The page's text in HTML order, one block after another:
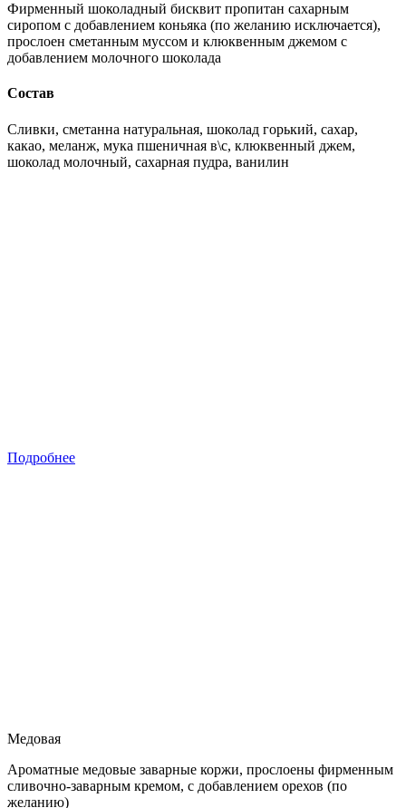
Фирменный шоколадный бисквит пропитан сахарным
сиропом с добавлением коньяка (по желанию исключается),
прослоен сметанным муссом и клюквенным джемом с
добавлением молочного шоколада
Состав
Сливки, сметанна натуральная, шоколад горький, сахар,
какао, меланж, мука пшеничная в\с, клюквенный джем,
шоколад молочный, сахарная пудра, ванилин
Подробнее
Медовая
Ароматные медовые заварные коржи, прослоены фирменным
сливочно-заварным кремом, с добавлением орехов (по
желанию)